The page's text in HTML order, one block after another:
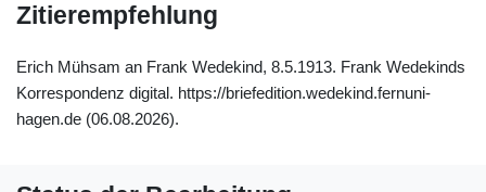
Zitierempfehlung
Erich Mühsam an Frank Wedekind, 8.5.1913. Frank Wedekinds
Korrespondenz digital. https://briefedition.wedekind.fernuni-
hagen.de (06.08.2026).